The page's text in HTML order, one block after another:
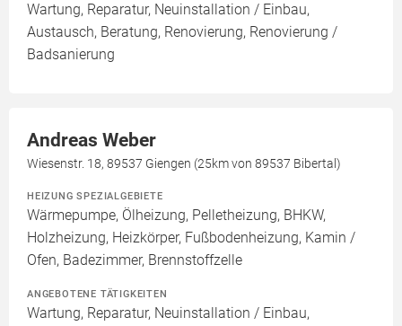
Wartung, Reparatur, Neuinstallation / Einbau,
Austausch, Beratung, Renovierung, Renovierung /
Badsanierung
Andreas Weber
Wiesenstr. 18, 89537 Giengen (25km von 89537 Bibertal)
HEIZUNG SPEZIALGEBIETE
Wärmepumpe, Ölheizung, Pelletheizung, BHKW,
Holzheizung, Heizkörper, Fußbodenheizung, Kamin /
Ofen, Badezimmer, Brennstoffzelle
ANGEBOTENE TÄTIGKEITEN
Wartung, Reparatur, Neuinstallation / Einbau,